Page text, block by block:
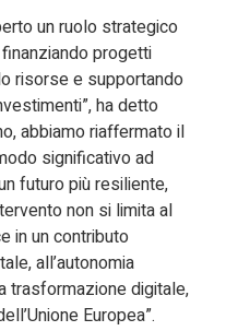
un ruolo strategico
progetti
risorse e supportando
ha detto
abbiamo riaffermato il
significativo ad
futuro più resiliente,
non si limita al
in un contributo
all’autonomia
trasformazione digitale,
Europea”.